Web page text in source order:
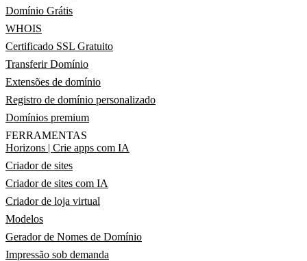
Domínio Grátis
WHOIS
Certificado SSL Gratuito
Transferir Domínio
Extensões de domínio
Registro de domínio personalizado
Domínios premium
FERRAMENTAS
Horizons | Crie apps com IA
Criador de sites
Criador de sites com IA
Criador de loja virtual
Modelos
Gerador de Nomes de Domínio
Impressão sob demanda